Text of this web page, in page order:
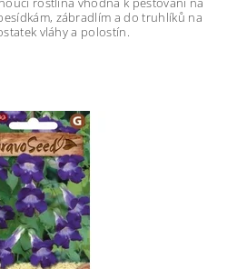
zábradlím a do truhlíků na
vláhy a polostín.